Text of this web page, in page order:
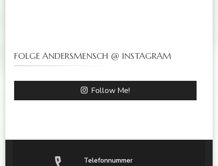
FOLGE ANDERSMENSCH @ INSTAGRAM
Follow Me!
Telefonnummer